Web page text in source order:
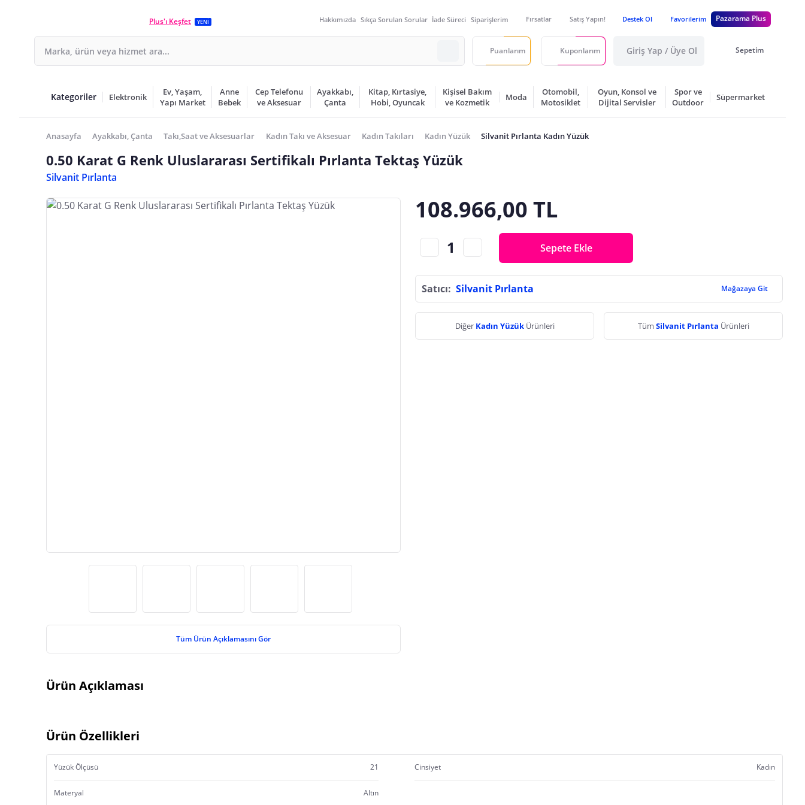
Plus'ı Keşfet YENİ Hakkımızda Sıkça Sorulan Sorular İade Süreci Siparişlerim Fırsatlar Satış Yapın! Destek Ol Favorilerim Pazarama Plus
Puanlarım Kuponlarım Giriş Yap / Üye Ol Sepetim
Kategoriler Elektronik
Ev, Yaşam,
Yapı Market
Anne
Bebek
Cep Telefonu
ve Aksesuar
Ayakkabı,
Çanta
Kitap, Kırtasiye,
Hobi, Oyuncak
Kişisel Bakım
ve Kozmetik
Moda
Otomobil,
Motosiklet
Oyun, Konsol ve
Dijital Servisler
Spor ve
Outdoor
Süpermarket
Anasayfa Ayakkabı, Çanta Takı,Saat ve Aksesuarlar Kadın Takı ve Aksesuar Kadın Takıları Kadın Yüzük Silvanit Pırlanta Kadın Yüzük
0.50 Karat G Renk Uluslararası Sertifikalı Pırlanta Tektaş Yüzük
Silvanit Pırlanta
Tüm Ürün Açıklamasını Gör
108.966,00 TL
Sepete Ekle
Satıcı: Silvanit Pırlanta Mağazaya Git
Diğer Kadın Yüzük Ürünleri Tüm Silvanit Pırlanta Ürünleri
Ürün Açıklaması
Ürün Özellikleri
Yüzük Ölçüsü 21 Cinsiyet Kadın
Materyal Altın